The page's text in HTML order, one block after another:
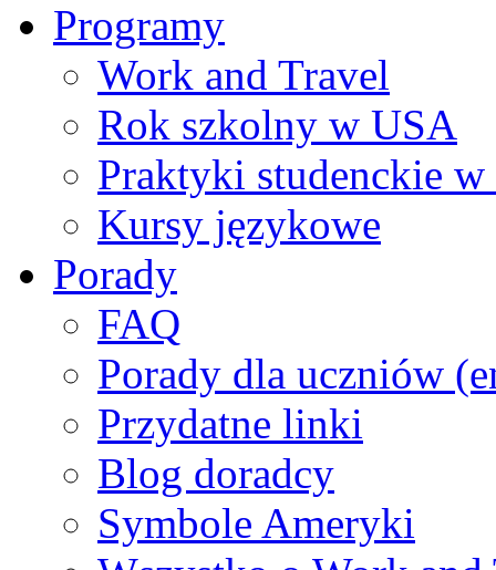
Programy
Work and Travel
Rok szkolny w USA
Praktyki studenckie
Kursy językowe
Porady
FAQ
Porady dla uczniów
Przydatne linki
Blog doradcy
Symbole Ameryki